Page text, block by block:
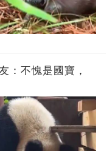
：不愧是國寶，